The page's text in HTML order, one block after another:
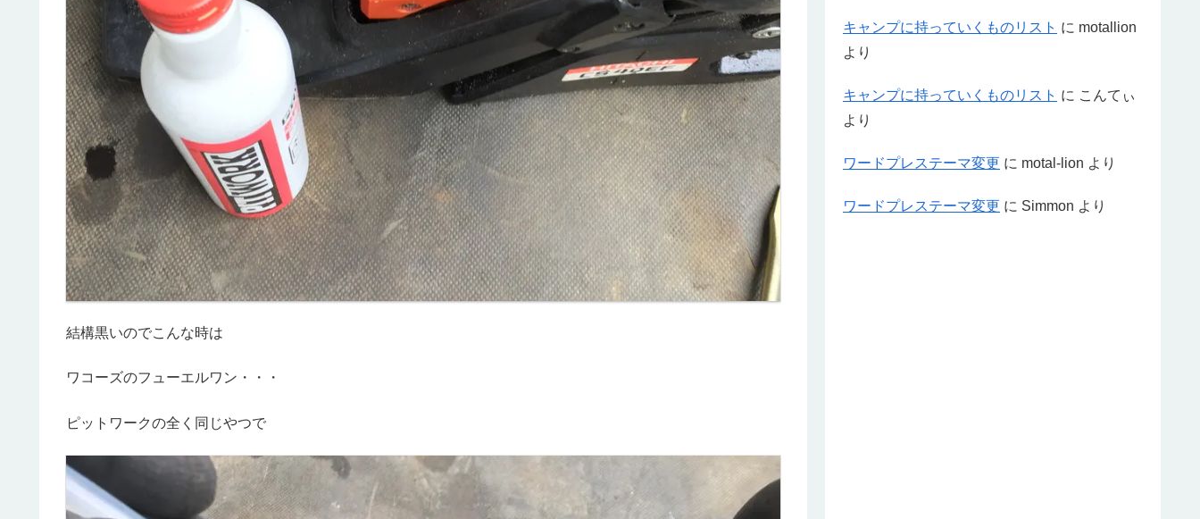
結構黒いのでこんな時は
ワコーズのフューエルワン・・・
ピットワークの全く同じやつで
キャンプに持っていくものリスト に motallion
より
キャンプに持っていくものリスト に こんてぃ
より
ワードプレステーマ変更 に motal-lion より
ワードプレステーマ変更 に Simmon より